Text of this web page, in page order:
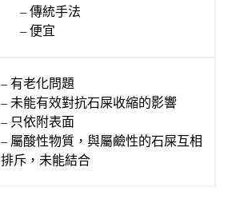
– 傳統手法
– 便宜
– 有老化問題
– 未能有效對抗石屎收縮的影響
– 只依附表面
– 屬酸性物質，與屬鹼性的石屎互相
排斥，未能結合